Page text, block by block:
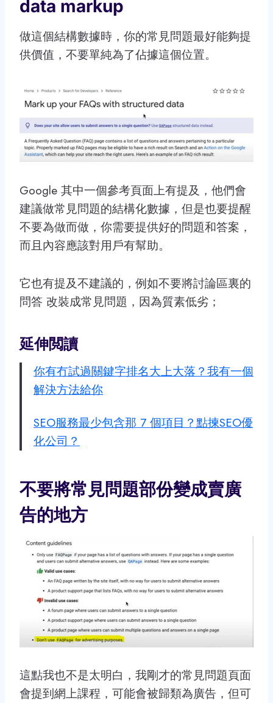
data markup
做這個結構數據時，你的常見問題最好能夠提
供價值，不要單純為了佔據這個位置。
Google 其中一個參考頁面上有提及，他們會
建議做常見問題的結構化數據，但是也要提醒
不要為做而做，你需要提供好的問題和答案，
而且內容應該對用戶有幫助。
它也有提及不建議的，例如不要將討論區裏的
問答 改裝成常見問題，因為質素低劣；
延伸閲讀
你有冇試過關鍵字排名大上大落？我有一個
解決方法給你
SEO服務最少包含那 7 個項目？點揀SEO優
化公司？
不要將常見問題部份變成賣廣
告的地方
這點我也不是太明白，我剛才的常見問題頁面
會提到網上課程，可能會被歸類為廣告，但可